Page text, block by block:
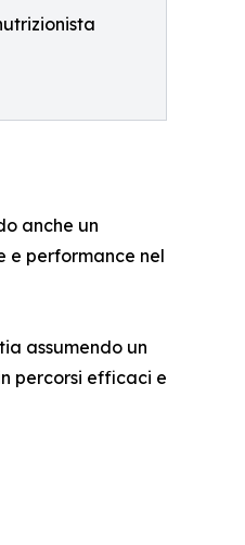
anche un
e performance nel
assumendo un
percorsi efficaci e